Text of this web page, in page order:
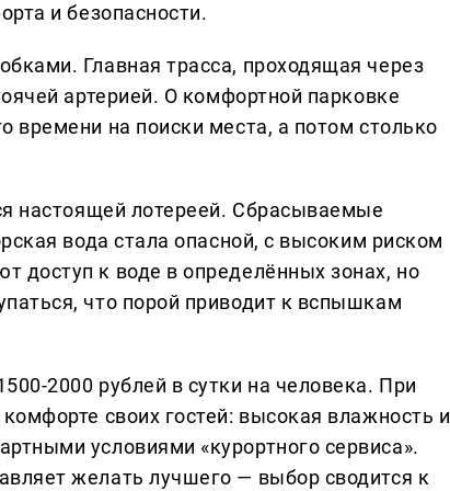
и безопасности.
Главная трасса, проходящая через
артерией. О комфортной парковке
времени на поиски места, а потом столько
настоящей лотереей. Сбрасываемые
вода стала опасной, с высоким риском
доступ к воде в определённых зонах, но
что порой приводит к вспышкам
2000 рублей в сутки на человека. При
своих гостей: высокая влажность и
условиями «курортного сервиса».
желать лучшего — выбор сводится к